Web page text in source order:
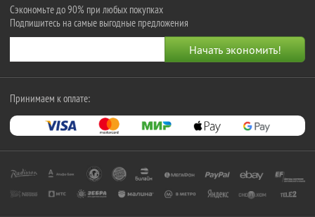
Сэкономьте до 90% при любых покупках
Подпишитесь на самые выгодные предложения
Принимаем к оплате: